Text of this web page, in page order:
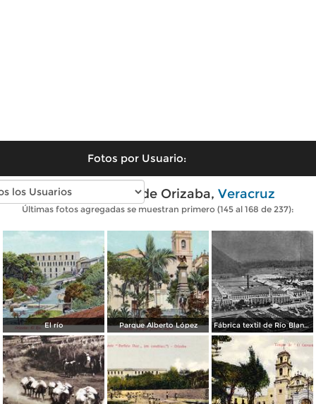
Fotos por Usuario:
Fotos antiguas de Orizaba, Veracruz
Últimas fotos agregadas se muestran primero (145 al 168 de 237):
El río Parque Alberto López Fábrica textil de Río Blanco